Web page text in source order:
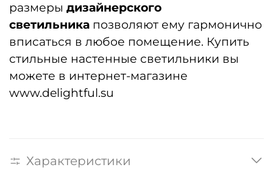
размеры дизайнерского
светильника позволяют ему гармонично
вписаться в любое помещение. Купить
стильные настенные светильники вы
можете в интернет-магазине
www.delightful.su
Характеристики